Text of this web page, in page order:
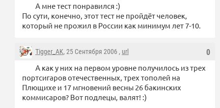
А мне тест понравился :)
По сути, конечно, этот тест не пройдёт человек,
который не прожил в России как минимум лет 7-10.
0
Tigger_AK, 25 Сентября 2006 , url
А как у них на первом уровне получилось из трех
портсигаров отечественных, трех тополей на
Плющихе и 17 мгновений весны 26 бакинских
коммисаров? Вот подлецы, валят! :)